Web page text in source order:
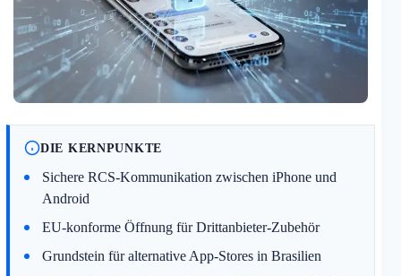
DIE KERNPUNKTE
Sichere RCS-Kommunikation zwischen iPhone und
Android
EU-konforme Öffnung für Drittanbieter-Zubehör
Grundstein für alternative App-Stores in Brasilien